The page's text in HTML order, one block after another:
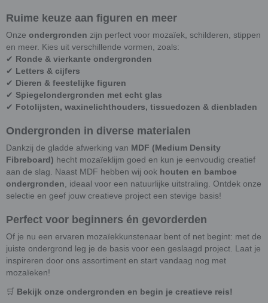
Ruime keuze aan figuren en meer
Onze ondergronden zijn perfect voor mozaïek, schilderen, stippen
en meer. Kies uit verschillende vormen, zoals:
✔ Ronde & vierkante ondergronden
✔ Letters & cijfers
✔ Dieren & feestelijke figuren
✔ Spiegelondergronden met echt glas
✔ Fotolijsten, waxinelichthouders, tissuedozen & dienbladen
Ondergronden in diverse materialen
Dankzij de gladde afwerking van MDF (Medium Density
Fibreboard) hecht mozaïeklijm goed en kun je eenvoudig creatief
aan de slag. Naast MDF hebben wij ook houten en bamboe
ondergronden, ideaal voor een natuurlijke uitstraling. Ontdek onze
selectie en geef jouw creatieve project een stevige basis!
Perfect voor beginners én gevorderden
Of je nu een ervaren mozaïekkunstenaar bent of net begint: met de
juiste ondergrond leg je de basis voor een geslaagd project. Laat je
inspireren door ons assortiment en start vandaag nog met
mozaïeken!
🛒 Bekijk onze ondergronden en begin je creatieve reis!